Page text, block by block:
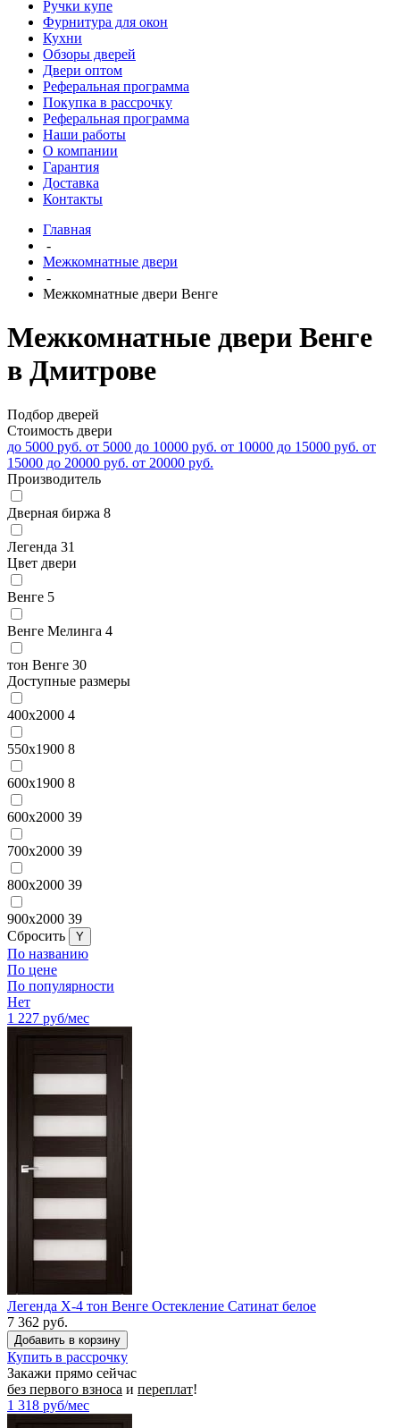
Ручки купе
Фурнитура для окон
Кухни
Обзоры дверей
Двери оптом
Реферальная программа
Покупка в рассрочку
Реферальная программа
Наши работы
О компании
Гарантия
Доставка
Контакты
Главная
-
Межкомнатные двери
-
Межкомнатные двери Венге
Межкомнатные двери Венге
в Дмитрове
Подбор дверей
Стоимость двери
до 5000 руб. от 5000 до 10000 руб. от 10000 до 15000 руб. от
15000 до 20000 руб. от 20000 руб.
Производитель
Дверная биржа 8
Легенда 31
Цвет двери
Венге 5
Венге Мелинга 4
тон Венге 30
Доступные размеры
400x2000 4
550x1900 8
600x1900 8
600x2000 39
700x2000 39
800x2000 39
900x2000 39
Cбросить
По названию
По цене
По популярности
Нет
1 227 руб/мес
Легенда X-4 тон Венге Остекление Сатинат белое
7 362 руб.
Купить в рассрочку
Закажи прямо сейчас
без первого взноса и переплат!
1 318 руб/мес